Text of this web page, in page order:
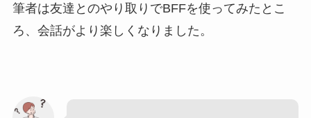
筆者は友達とのやり取りでBFFを使ってみたとこ
ろ、会話がより楽しくなりました。